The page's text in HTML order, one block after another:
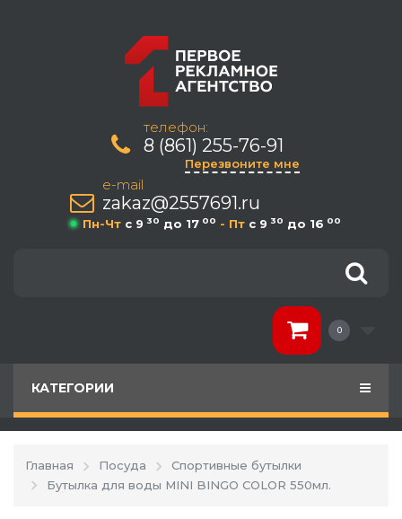
телефон:
8 (861) 255-76-91
Перезвоните мне
e-mail
zakaz@2557691.ru
Пн-Чт c 9 30 до 17 00 - Пт c 9 30 до 16 00
0
КАТЕГОРИИ
Главная Посуда
Спортивные бутылки
Бутылка для воды MINI BINGO COLOR 550мл.